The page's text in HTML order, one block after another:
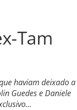
Tam
haviam deixado a
Guedes e Daniele